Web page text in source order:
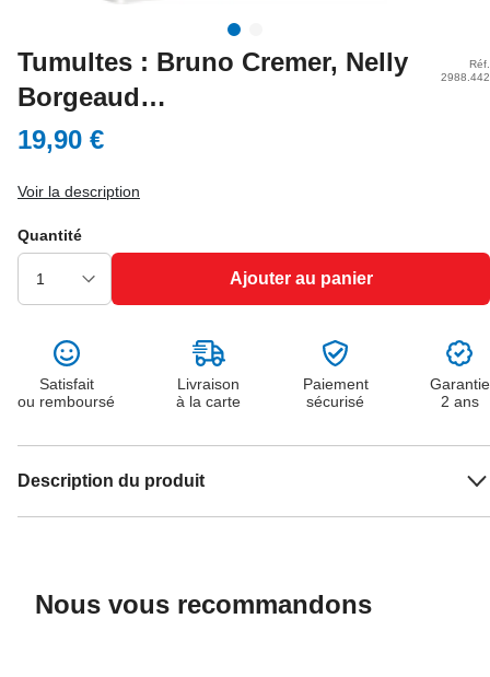
Tumultes : Bruno Cremer, Nelly
Borgeaud…
Réf.
2988.442
19,90 €
Voir la description
Quantité
Ajouter au panier
Satisfait
ou remboursé
Livraison
à la carte
Paiement
sécurisé
Garantie
2 ans
Description du produit
Nous vous recommandons